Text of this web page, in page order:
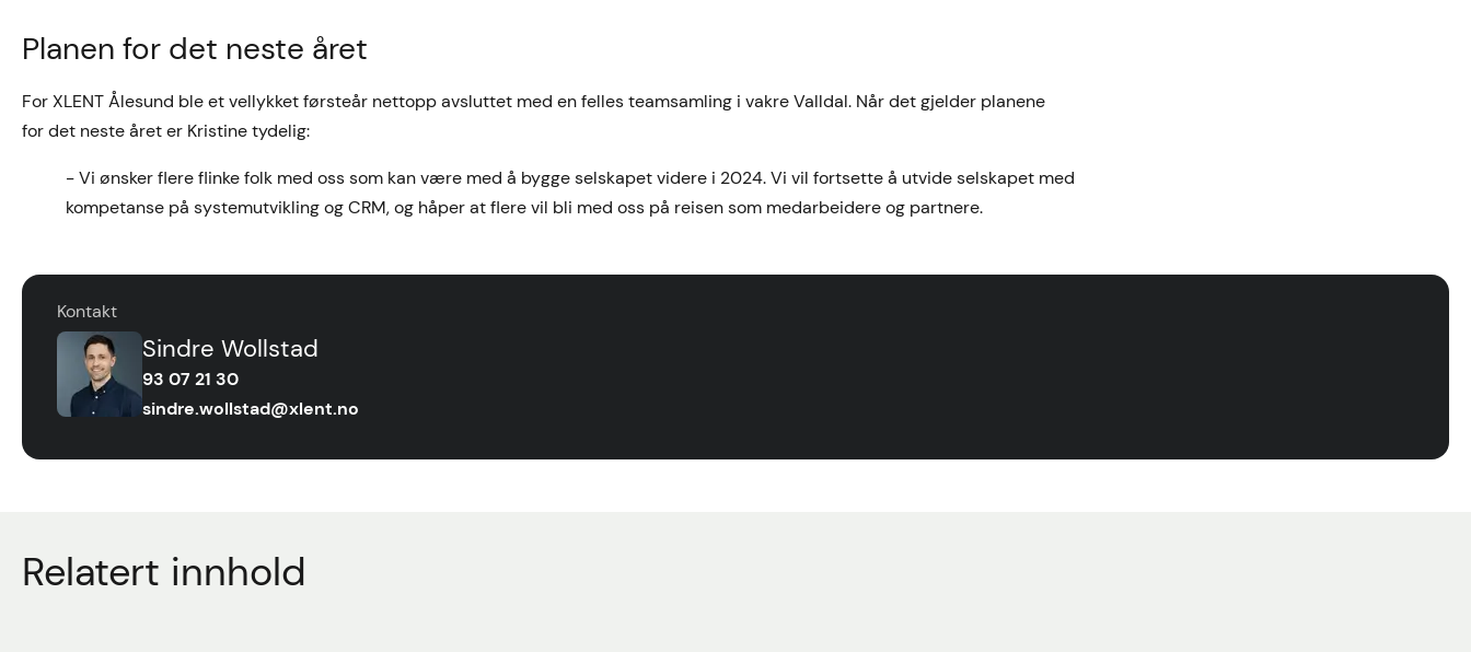
Planen for det neste året
For XLENT Ålesund ble et vellykket førsteår nettopp avsluttet med en felles teamsamling i vakre Valldal. Når det gjelder planene
for det neste året er Kristine tydelig:
- Vi ønsker flere flinke folk med oss som kan være med å bygge selskapet videre i 2024. Vi vil fortsette å utvide selskapet med
kompetanse på systemutvikling og CRM, og håper at flere vil bli med oss på reisen som medarbeidere og partnere.
Kontakt
Sindre Wollstad
93 07 21 30
sindre.wollstad@xlent.no
Relatert innhold